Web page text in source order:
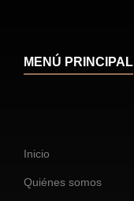
MENÚ PRINCIPAL
Inicio
Quiénes somos